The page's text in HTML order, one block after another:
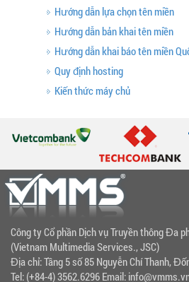
Hướng dẫn lựa chọn tên miền
Hướng dẫn bản khai tên miền
Hướng dẫn khai báo tên miền
Quy định hosting
Kiến thức máy chủ
Công ty Cổ phần Dịch vụ Truyền thông Đa
(Vietnam Multimedia Services., JSC)
Địa chỉ: Tầng 5 số 85 Nguyễn Chí Thanh,
Tel: (+84-4) 3562.6296 Email: